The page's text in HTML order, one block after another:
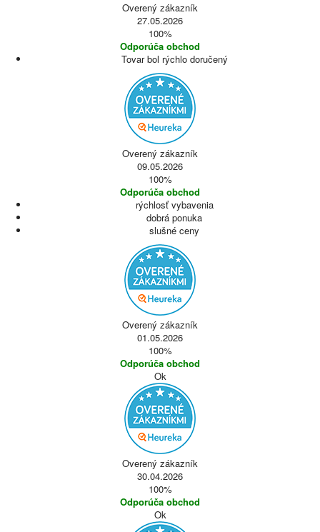
Overený zákazník
27.05.2026
100%
Odporúča obchod
Tovar bol rýchlo doručený
Overený zákazník
09.05.2026
100%
Odporúča obchod
rýchlosť vybavenia
dobrá ponuka
slušné ceny
Overený zákazník
01.05.2026
100%
Odporúča obchod
Ok
Overený zákazník
30.04.2026
100%
Odporúča obchod
Ok